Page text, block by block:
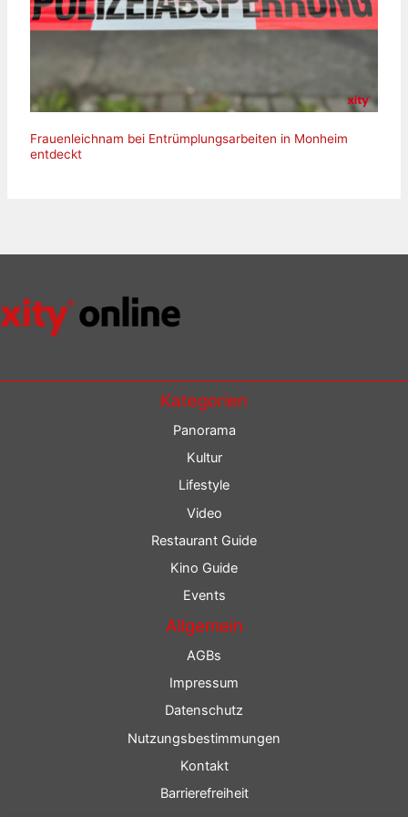
Frauenleichnam bei Entrümplungsarbeiten in Monheim
entdeckt
Kategorien
Panorama
Kultur
Lifestyle
Video
Restaurant Guide
Kino Guide
Events
Allgemein
AGBs
Impressum
Datenschutz
Nutzungsbestimmungen
Kontakt
Barrierefreiheit